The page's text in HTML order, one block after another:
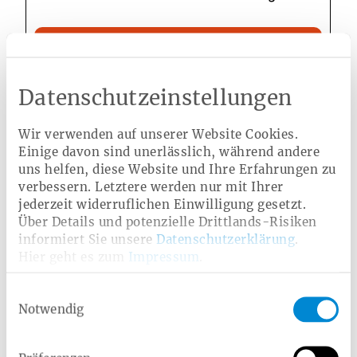
Datenschutzeinstellungen
Wir verwenden auf unserer Website Cookies.
Einige davon sind unerlässlich, während andere
uns helfen, diese Website und Ihre Erfahrungen zu
verbessern. Letztere werden nur mit Ihrer
jederzeit widerruflichen Einwilligung gesetzt.
Über Details und potenzielle Drittlands-Risiken
informiert Sie unsere Datenschutzerklärung.
Impressum
Notwendig
Die Sehkraft erhalten: Anti-Aging
für die Augen
Wie bei jedem anderen Organ können wir auch die
Gesundheit und die Leistung der Sinnesorgane durch
lange wie möglich zu erhalten.
Die Redensart „Augenpflege betreiben“ für das